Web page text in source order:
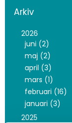
Arkiv
2026
juni (2)
maj (2)
april (3)
mars (1)
februari (16)
januari (3)
2025